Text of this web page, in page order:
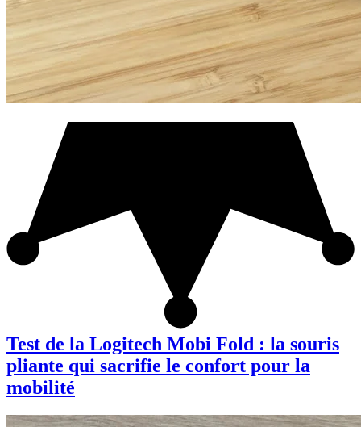
Test de la Logitech Mobi Fold : la souris
pliante qui sacrifie le confort pour la
mobilité